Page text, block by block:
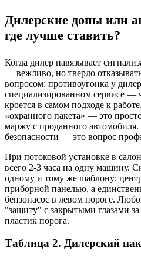
Дилерские допы или
где лучше ставить?
Когда дилер навязывает
— вежливо, но твердо
вопросом: противоугонка у
специализированном сервисе —
кроется в самом подходе к
«охранного пакета» — это
маржу с проданного
безопасности — это вопрос
При потоковой установке в
всего 2-3 часа на одну машину.
одному и тому же шаблону:
приборной панелью, а
бензонасос в левом пороге.
"защиту" с закрытыми глазами
пластик порога.
Таблица 2. Дилерский